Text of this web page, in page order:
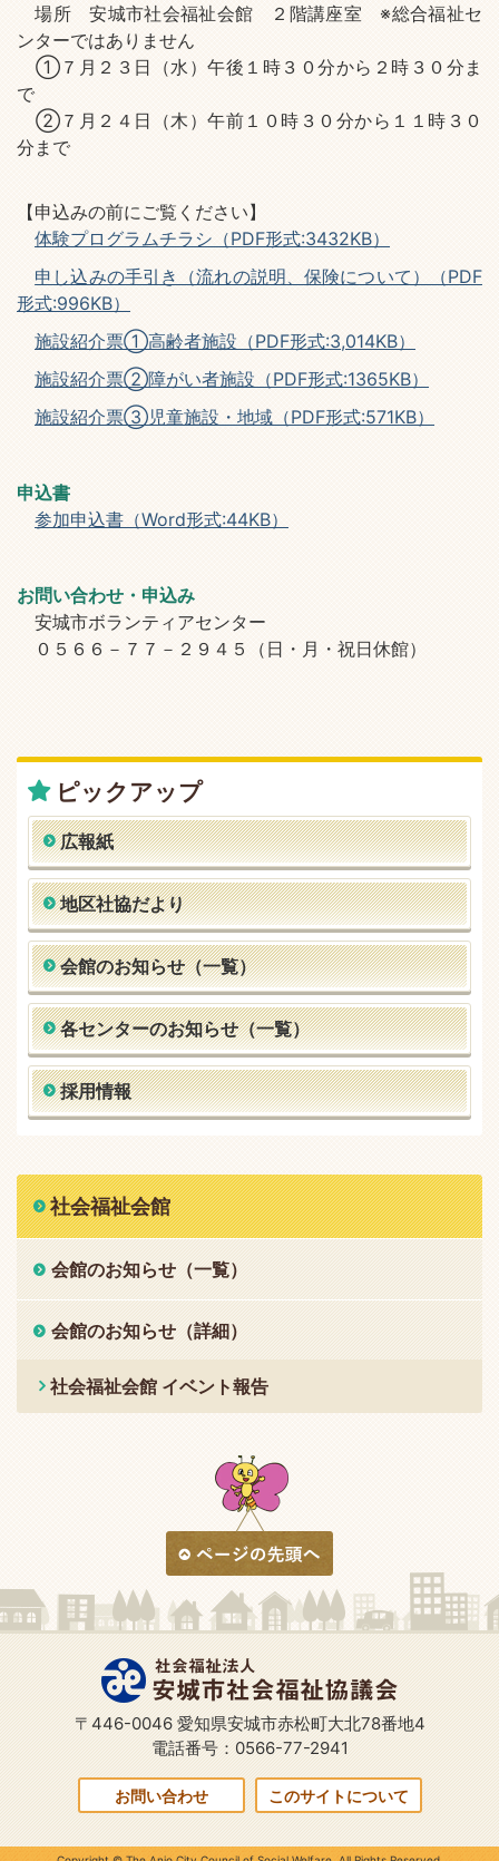
場所 安城市社会福祉会館 ２階講座室 ※総合福祉セ
ンターではありません
①７月２３日（水）午後１時３０分から２時３０分ま
で
②７月２４日（木）午前１０時３０分から１１時３０
分まで
【申込みの前にご覧ください】
体験プログラムチラシ（PDF形式:3432KB）
申し込みの手引き（流れの説明、保険について）（PDF
形式:996KB）
施設紹介票①高齢者施設（PDF形式:3,014KB）
施設紹介票②障がい者施設（PDF形式:1365KB）
施設紹介票③児童施設・地域（PDF形式:571KB）
申込書
参加申込書（Word形式:44KB）
お問い合わせ・申込み
安城市ボランティアセンター
０５６６－７７－２９４５（日・月・祝日休館）
ピックアップ
広報紙
地区社協だより
会館のお知らせ（一覧）
各センターのお知らせ（一覧）
採用情報
社会福祉会館
会館のお知らせ（一覧）
会館のお知らせ（詳細）
社会福祉会館 イベント報告
〒446-0046 愛知県安城市赤松町大北78番地4
電話番号：0566-77-2941
お問い合わせ このサイトについて